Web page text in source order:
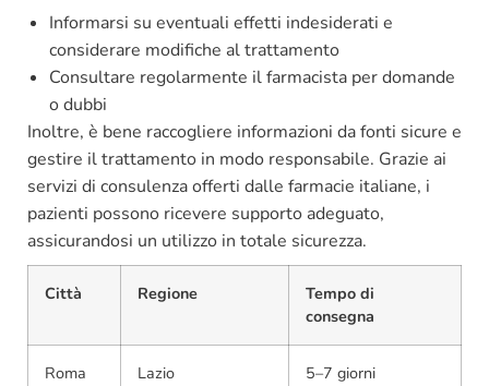
Informarsi su eventuali effetti indesiderati e
considerare modifiche al trattamento
Consultare regolarmente il farmacista per domande
o dubbi
Inoltre, è bene raccogliere informazioni da fonti sicure e
gestire il trattamento in modo responsabile. Grazie ai
servizi di consulenza offerti dalle farmacie italiane, i
pazienti possono ricevere supporto adeguato,
assicurandosi un utilizzo in totale sicurezza.
Città Regione
Tempo di
consegna
Roma Lazio 5–7 giorni